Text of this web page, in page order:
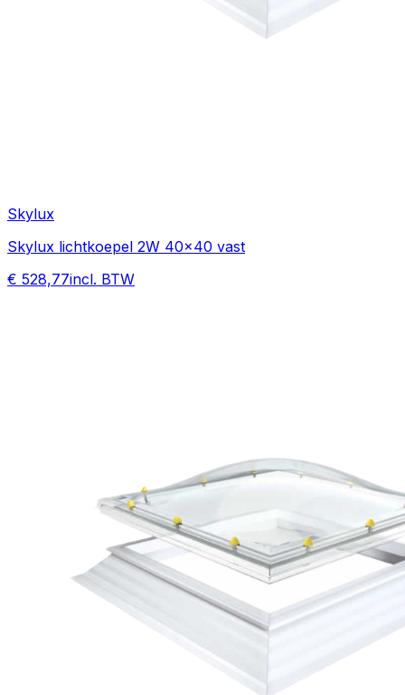
Skylux
Skylux lichtkoepel 2W 40x40 vast
€ 528,77incl. BTW